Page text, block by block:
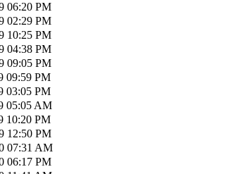
06:20 PM
02:29 PM
10:25 PM
04:38 PM
09:05 PM
09:59 PM
03:05 PM
05:05 AM
10:20 PM
12:50 PM
07:31 AM
06:17 PM